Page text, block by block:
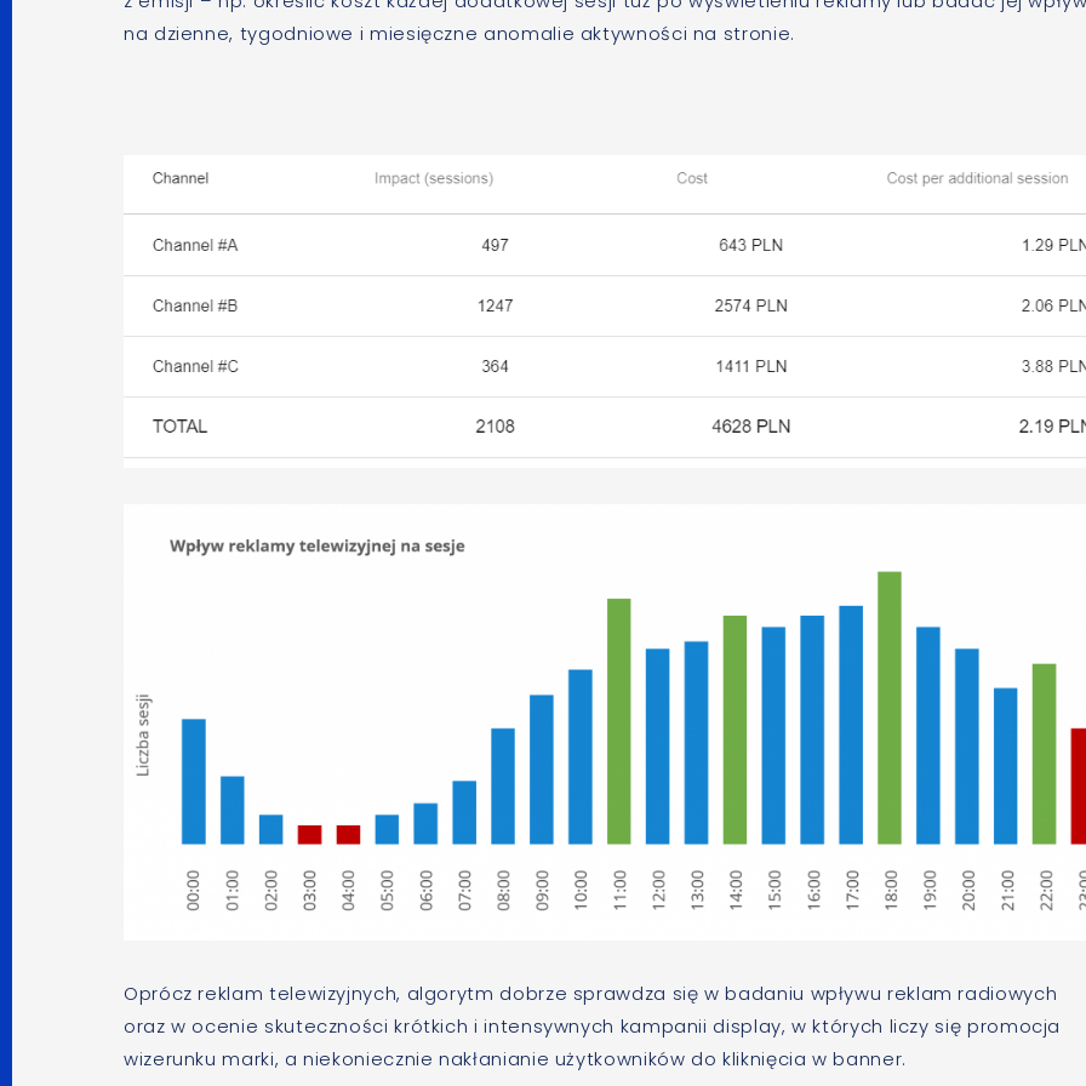
na dzienne, tygodniowe i miesięczne anomalie aktywności na stronie.
Oprócz reklam telewizyjnych, algorytm dobrze sprawdza się w badaniu wpływu reklam radiowych
oraz w ocenie skuteczności krótkich i intensywnych kampanii display, w których liczy się promocja
wizerunku marki, a niekoniecznie nakłanianie użytkowników do kliknięcia w banner.